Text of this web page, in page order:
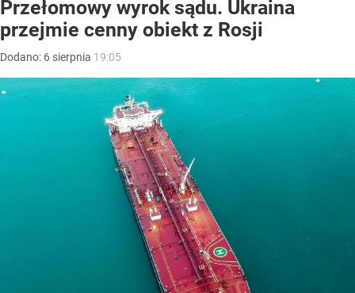
Przełomowy wyrok sądu. Ukraina
przejmie cenny obiekt z Rosji
Dodano: 6 sierpnia 19:05